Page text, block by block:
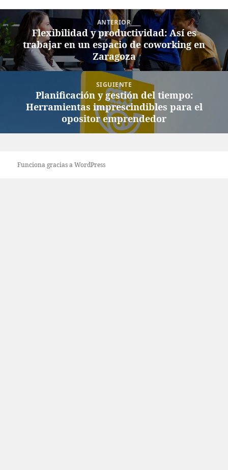
Navegación
de
entradas
ANTERIOR
Entrada
anterior:
Flexibilidad y productividad: Así es
trabajar en un espacio de coworking en
Zaragoza
SIGUIENTE
Entrada
siguiente:
Planificación y gestión del tiempo:
Herramientas imprescindibles para el
opositor emprendedor
Funciona gracias a WordPress